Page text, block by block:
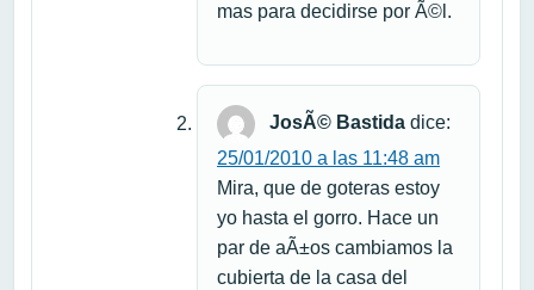
mas para decidirse por Ã©l.
JosÃ© Bastida dice:
25/01/2010 a las 11:48 am
Mira, que de goteras estoy
yo hasta el gorro. Hace un
par de aÃ±os cambiamos la
cubierta de la casa del